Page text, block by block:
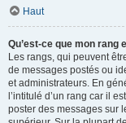
Haut
Qu’est-ce que mon rang
Les rangs, qui peuvent
de messages postés ou
et administrateurs. En
l’intitulé d’un rang car il
poster des messages sur